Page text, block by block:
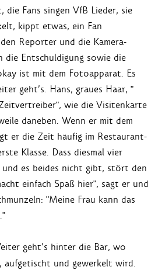
die Fans singen VfB Lieder, sie
kippt etwas, ein Fan
Reporter und die Kamera-
die Entschuldigung sowie die
ist mit dem Fotoapparat. Es
geht’s. Hans, graues Haar, "
wie die Visitenkarte
daneben. Wenn er mit dem
er die Zeit häufig im Restaurant-
Klasse. Dass diesmal vier
und es beides nicht gibt, stört den
einfach Spaß hier", sagt er und
"Meine Frau kann das
geht’s hinter die Bar, wo
aufgetischt und gewerkelt wird.